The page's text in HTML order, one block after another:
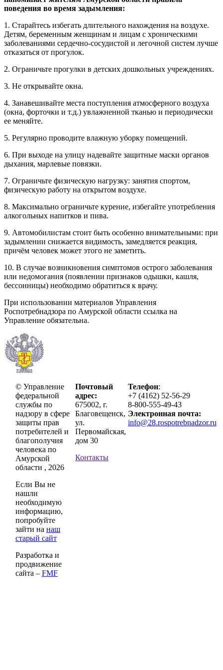
поведения во время задымления:
1. Старайтесь избегать длительного нахождения на воздухе.
Детям, беременным женщинам и лицам с хроническими
заболеваниями сердечно-сосудистой и легочной систем лучше
отказаться от прогулок.
2. Ограничьте прогулки в детских дошкольных учреждениях.
3. Не открывайте окна.
4. Занавешивайте места поступления атмосферного воздуха
(окна, форточки и т.д.) увлажненной тканью и периодически
ее меняйте.
5. Регулярно проводите влажную уборку помещений.
6. При выходе на улицу надевайте защитные маски органов
дыхания, марлевые повязки.
7. Ограничьте физическую нагрузку: занятия спортом,
физическую работу на открытом воздухе.
8. Максимально ограничьте курение, избегайте употребления
алкогольных напитков и пива.
9. Автомобилистам стоит быть особенно внимательными: при
задымлении снижается видимость, замедляется реакция,
причём человек может этого не заметить.
10. В случае возникновения симптомов острого заболевания
или недомогания (появлении признаков одышки, кашля,
бессонницы) необходимо обратиться к врачу.
При использовании материалов Управления
Роспотребнадзора по Амурской области ссылка на
Управление обязательна.
© Управление
федеральной
службы по
надзору в сфере
защиты прав
потребителей и
благополучия
человека по
Амурской
области , 2026
Если Вы не
нашли
необходимую
информацию,
попробуйте
зайти на наш
старый сайт
Разработка и
продвижение
сайта – FMF
Почтовый
адрес:
675002, г.
Благовещенск,
ул.
Первомайская,
дом 30
Контакты
Телефон:
+7 (4162) 52-56-29
8-800-555-49-43
Электронная почта:
info@28.rospotrebnadzor.ru